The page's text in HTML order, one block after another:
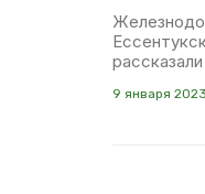
9 января